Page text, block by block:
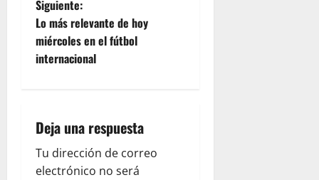
Siguiente:
Lo más relevante de hoy
miércoles en el fútbol
internacional
Deja una respuesta
Tu dirección de correo
electrónico no será